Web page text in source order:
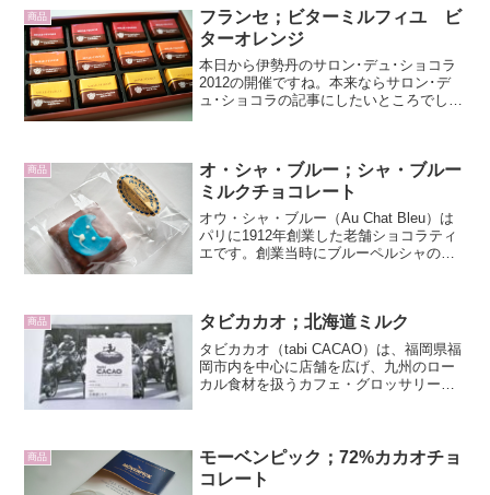
下がハシ...
商品
フランセ；ビターミルフィユ ビ
ターオレンジ
本日から伊勢丹のサロン･デュ･ショコラ
2012の開催ですね。本来ならサロン･デ
ュ･ショコラの記事にしたいところでした
ど。他のチョコレー...
商品
オ・シャ・ブルー；シャ・ブルー
ミルクチョコレート
オウ・シャ・ブルー（Au Chat Bleu）は
パリに1912年創業した老舗ショコラティ
エです。創業当時にブルーペルシャの双
ないブラ...
商品 タビカカオ；北海道ミルク
タビカカオ（tabi CACAO）は、福岡県福
岡市内を中心に店舗を広げ、九州のロー
カル食材を扱うカフェ・グロッサリース
います。ブ...
商品
モーベンピック；72%カカオチョ
コレート